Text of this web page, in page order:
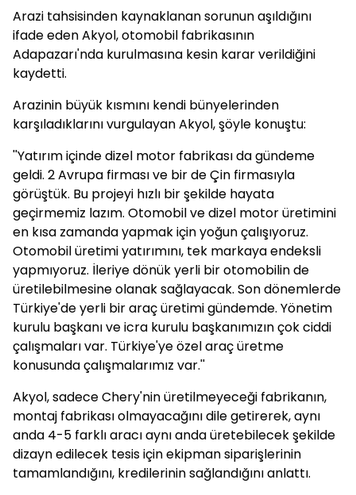
Arazi tahsisinden kaynaklanan sorunun aşıldığını
ifade eden Akyol, otomobil fabrikasının
Adapazarı'nda kurulmasına kesin karar verildiğini
kaydetti.
Arazinin büyük kısmını kendi bünyelerinden
karşıladıklarını vurgulayan Akyol, şöyle konuştu:
''Yatırım içinde dizel motor fabrikası da gündeme
geldi. 2 Avrupa firması ve bir de Çin firmasıyla
görüştük. Bu projeyi hızlı bir şekilde hayata
geçirmemiz lazım. Otomobil ve dizel motor üretimini
en kısa zamanda yapmak için yoğun çalışıyoruz.
Otomobil üretimi yatırımını, tek markaya endeksli
yapmıyoruz. İleriye dönük yerli bir otomobilin de
üretilebilmesine olanak sağlayacak. Son dönemlerde
Türkiye'de yerli bir araç üretimi gündemde. Yönetim
kurulu başkanı ve icra kurulu başkanımızın çok ciddi
çalışmaları var. Türkiye'ye özel araç üretme
konusunda çalışmalarımız var.''
Akyol, sadece Chery'nin üretilmeyeceği fabrikanın,
montaj fabrikası olmayacağını dile getirerek, aynı
anda 4-5 farklı aracı aynı anda üretebilecek şekilde
dizayn edilecek tesis için ekipman siparişlerinin
tamamlandığını, kredilerinin sağlandığını anlattı.